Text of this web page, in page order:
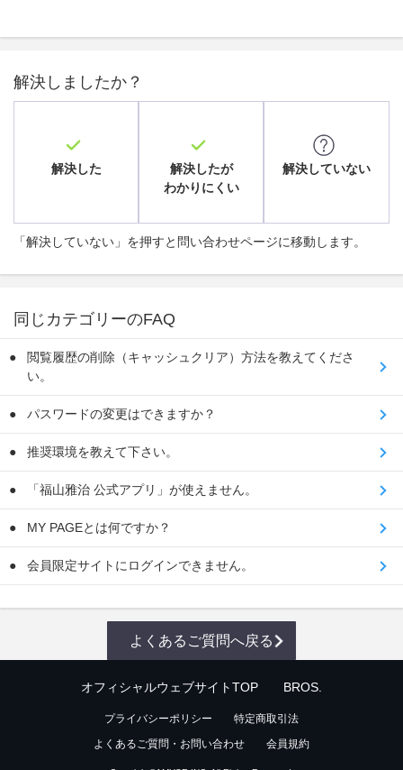
解決しましたか？
解決した
解決したが
わかりにくい
解決していない
「解決していない」を押すと問い合わせページに移動します。
同じカテゴリーのFAQ
閲覧履歴の削除（キャッシュクリア）方法を教えてくださ
い。
パスワードの変更はできますか？
推奨環境を教えて下さい。
「福山雅治 公式アプリ」が使えません。
MY PAGEとは何ですか？
会員限定サイトにログインできません。
よくあるご質問へ戻る
オフィシャルウェブサイトTOP BROS.
プライバシーポリシー
特定商取引法
よくあるご質問・お問い合わせ
会員規約